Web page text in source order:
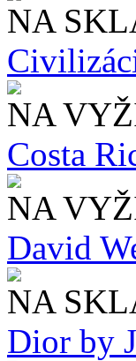
NA
NA
Costa
NA
David
NA
Dior by